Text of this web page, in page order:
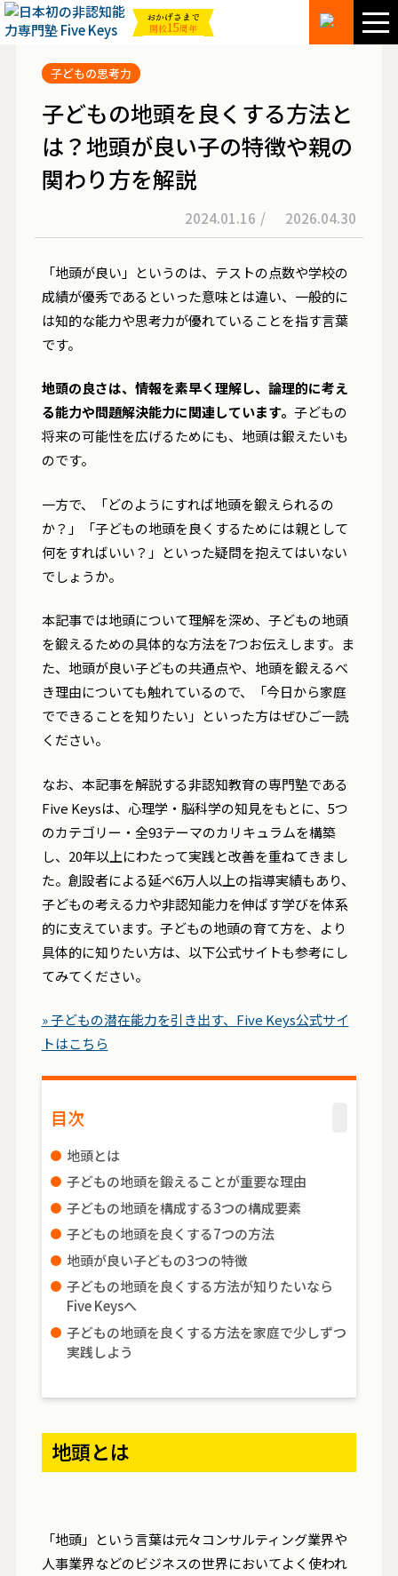
おかげさまで
開校15周年
子どもの思考力
子どもの地頭を良くする方法と
は？地頭が良い子の特徴や親の
関わり方を解説
2024.01.16 / 2026.04.30
「地頭が良い」というのは、テストの点数や学校の
成績が優秀であるといった意味とは違い、一般的に
は知的な能力や思考力が優れていることを指す言葉
です。
地頭の良さは、情報を素早く理解し、論理的に考え
る能力や問題解決能力に関連しています。 子どもの
将来の可能性を広げるためにも、地頭は鍛えたいも
のです。
一方で、「どのようにすれば地頭を鍛えられるの
か？」「子どもの地頭を良くするためには親として
何をすればいい？」といった疑問を抱えてはいない
でしょうか。
本記事では地頭について理解を深め、子どもの地頭
を鍛えるための具体的な方法を7つお伝えします。ま
た、地頭が良い子どもの共通点や、地頭を鍛えるべ
き理由についても触れているので、「今日から家庭
でできることを知りたい」といった方はぜひご一読
ください。
なお、本記事を解説する非認知教育の専門塾である
Five Keysは、心理学・脳科学の知見をもとに、5つ
のカテゴリー・全93テーマのカリキュラムを構築
し、20年以上にわたって実践と改善を重ねてきまし
た。創設者による延べ6万人以上の指導実績もあり、
子どもの考える力や非認知能力を伸ばす学びを体系
的に支えています。子どもの地頭の育て方を、より
具体的に知りたい方は、以下公式サイトも参考にし
てみてください。
» 子どもの潜在能力を引き出す、Five Keys公式サイ
トはこちら
目次
地頭とは
子どもの地頭を鍛えることが重要な理由
子どもの地頭を構成する3つの構成要素
子どもの地頭を良くする7つの方法
地頭が良い子どもの3つの特徴
子どもの地頭を良くする方法が知りたいなら
Five Keysへ
子どもの地頭を良くする方法を家庭で少しずつ
実践しよう
地頭とは
「地頭」という言葉は元々コンサルティング業界や
人事業界などのビジネスの世界においてよく使われ